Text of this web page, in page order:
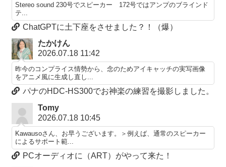
Stereo sound 230号でスピーカー 172号ではアンプのブラインド
テ...
ChatGPTに土下座をさせました？！（爆）
たかけん
2026.07.18 11:42
昨今のコンプライス情勢から、念のためアイキャッチの実写画像
をアニメ風に生成し直し...
パナのHDC-HS300でお神楽の練習を撮影しました。
Tomy
2026.07.18 10:45
Kawausoさん、お早うございます。＞例えば、通常のスピーカー
によるサポート範...
PCオーディオに（ART）がやって来た！